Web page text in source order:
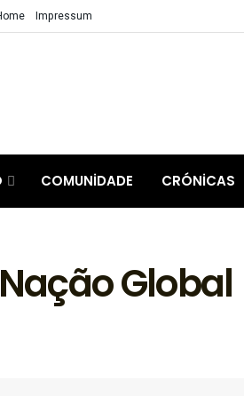
Impressum
COMUNIDADE CRÓNICAS
Global